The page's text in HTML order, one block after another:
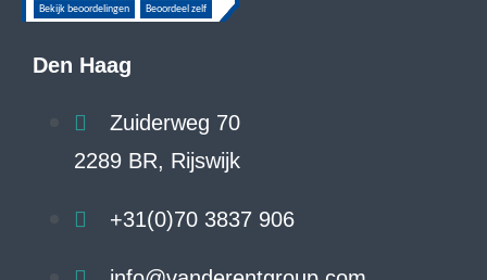
Den Haag
Zuiderweg 70
2289 BR, Rijswijk
+31(0)70 3837 906